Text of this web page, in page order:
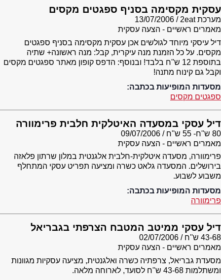
עסקית מקסימה בסניף ספגטים מקסים
מערכת 2eat
13/07/2006
מאמרים ראשיים - הצעה עסקית
דיל עיסקי מיוחד לגולשים אכן עסקית מקסימה בסניף ספגטים
מקסים. על כל הזמנת מנה עיקרית, קבל: מנה ראשונה+ שתיה
בתוספת 12 ש''ח בלבד! ובנוסף: הדפס קופון מאתר ספגטים מקסים
וקבל גם קינוח מתנה!
מסעדות המופיעות בכתבה:
ספגטים מקסים
דיל עסקי במסעדה האיטלקית חלבית פרימוורה
80 ש''ח- 55 ש''ח
09/07/2006
מאמרים ראשיים - הצעה עסקית
פרימוורה, מסעדה איטלקית-חלבית אלגנטית במלון שרתון פלאזה
בירושלים. המסעדה גלאט כשרה ומציעה תפריט עסקי המתחלף
משבוע לשבוע.
מסעדות המופיעות בכתבה:
פרימוורה
דיל עסקי ממיטב המטבח הצרפתי בגבריאל
43-68 ש''ח
02/07/2006
מאמרים ראשיים - הצעה עסקית
מסעדת גבריאל, צרפתיה כשרה ואלגנטית, מציעה עסקיות מגוונות
ומשתלמות 43-68 ש''ח לסועד, לארוחה מלאה.